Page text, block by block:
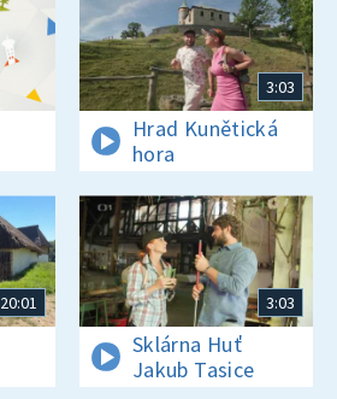
3:03
Hrad Kunětická
hora
20:01 3:03
Sklárna Huť
Jakub Tasice